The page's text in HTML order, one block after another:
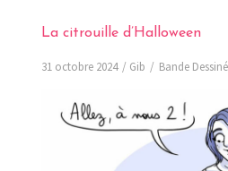
La citrouille d’Halloween
31 octobre 2024 Gib Bande